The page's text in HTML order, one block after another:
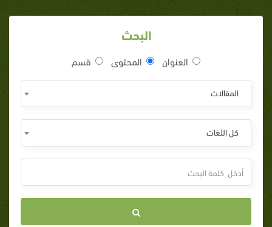
البحث
العنوان المحتوى قسم
المقالات
كل اللغات